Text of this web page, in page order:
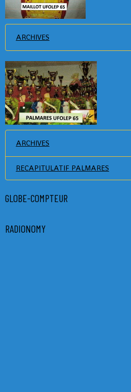
ARCHIVES
ARCHIVES
RECAPITULATIF PALMARES
GLOBE-COMPTEUR
RADIONOMY